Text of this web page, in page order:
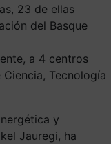
23 de ellas
del Basque
a 4 centros
Tecnología
y
Jauregi, ha